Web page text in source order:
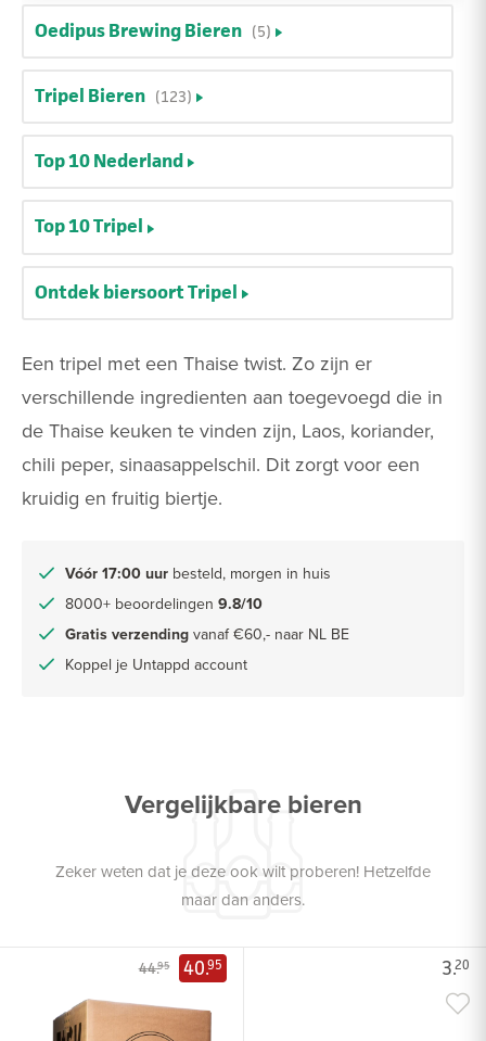
Een tripel met een Thaise twist. Zo zijn er
verschillende ingredienten aan toegevoegd die in
de Thaise keuken te vinden zijn, Laos, koriander,
chili peper, sinaasappelschil. Dit zorgt voor een
kruidig en fruitig biertje.
Vóór 17:00 uur besteld, morgen in huis
8000+ beoordelingen 9.8/10
Gratis verzending vanaf €60,- naar NL BE
Koppel je Untappd account
Oedipus Brewing Bieren (5)
Tripel Bieren (123)
Top 10 Nederland
Top 10 Tripel
Ontdek biersoort Tripel
Vergelijkbare bieren
Zeker weten dat je deze ook wilt proberen! Hetzelfde
maar dan anders.
44.95 40.95 3.20